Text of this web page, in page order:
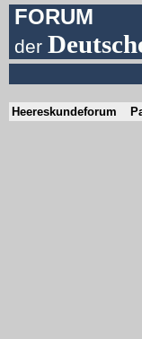
FORUM
der
Heereskundeforum